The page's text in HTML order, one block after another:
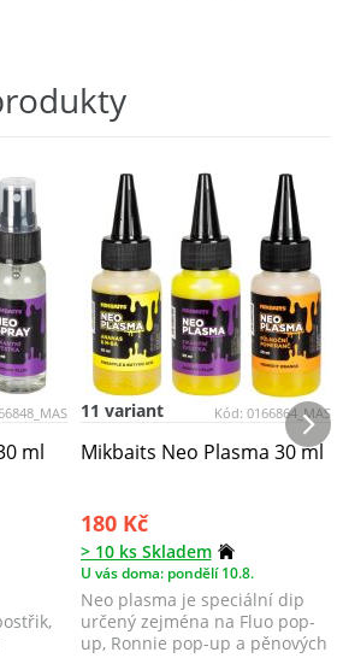
ml
Kód: 0166864_MAS
11 variant
Mikbaits Neo Plasma 30 ml
180 Kč
> 10 ks Skladem
U vás doma: pondělí 10.8.
Neo plasma je speciální dip
určený zejména na Fluo pop-
up, Ronnie pop-up a pěnových